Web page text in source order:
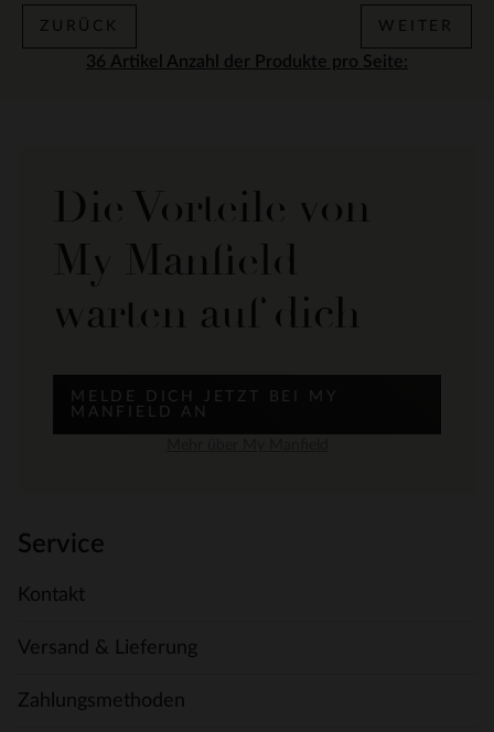
Anzahl der Produkte pro Seite:
ZURÜCK WEITER
Die Vorteile von
My Manfield
warten auf dich
MELDE DICH JETZT BEI MY
MANFIELD AN
Service
Kontakt
Versand & Lieferung
Zahlungsmethoden